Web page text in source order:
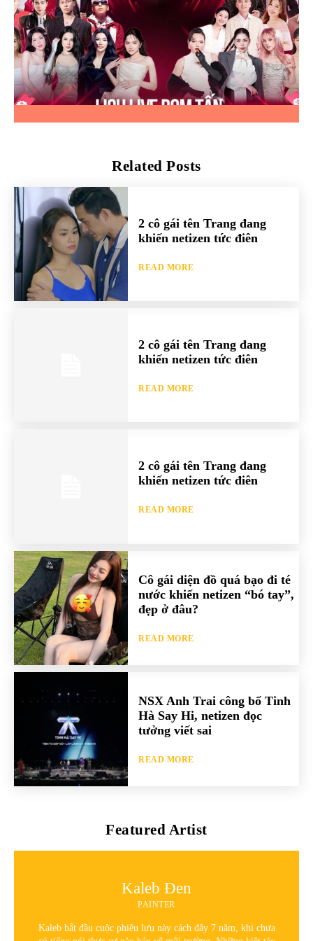
Related Posts
2 cô gái tên Trang đang
khiến netizen tức điên
READ MORE
2 cô gái tên Trang đang
khiến netizen tức điên
READ MORE
2 cô gái tên Trang đang
khiến netizen tức điên
READ MORE
Cô gái diện đồ quá bạo đi té
nước khiến netizen “bó tay”,
đẹp ở đâu?
READ MORE
NSX Anh Trai công bố Tinh
Hà Say Hi, netizen đọc
tưởng viết sai
READ MORE
Featured Artist
Kaleb Đen
PAINTER
Kaleb bắt đầu cuộc phiêu lưu này cách đây 7 năm, khi chưa